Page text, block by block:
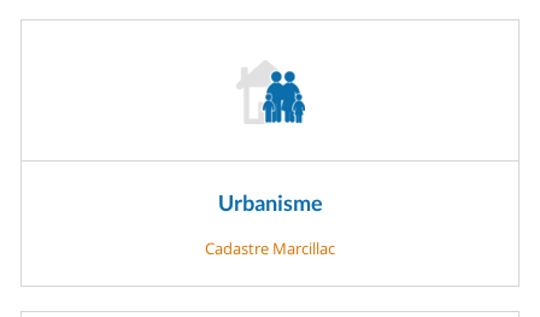
Urbanisme
Cadastre Marcillac